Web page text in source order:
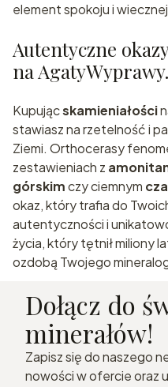
element spokoju i
Autentyczne
na
Kupującskamieniałości
stawiasz na rzetelność i
Ziemi. Orthocerasy
zestawieniach z
górskimczy ciemnym
okaz, który trafia do
autentyczności i
życia, który tętnił miliony
ozdobą Twojego
Dołącz do
minerałów!
Zapisz się do naszego
nowości w ofercie oraz